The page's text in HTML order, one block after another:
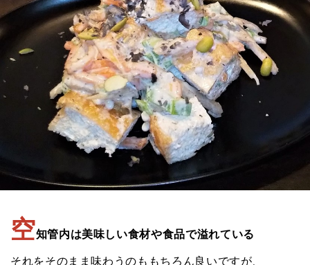
空知管内は美味しい食材や食品で溢れている
それをそのまま味わうのももちろん良いですが、